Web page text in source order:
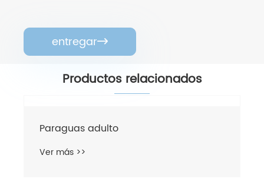
entregar
Productos relacionados